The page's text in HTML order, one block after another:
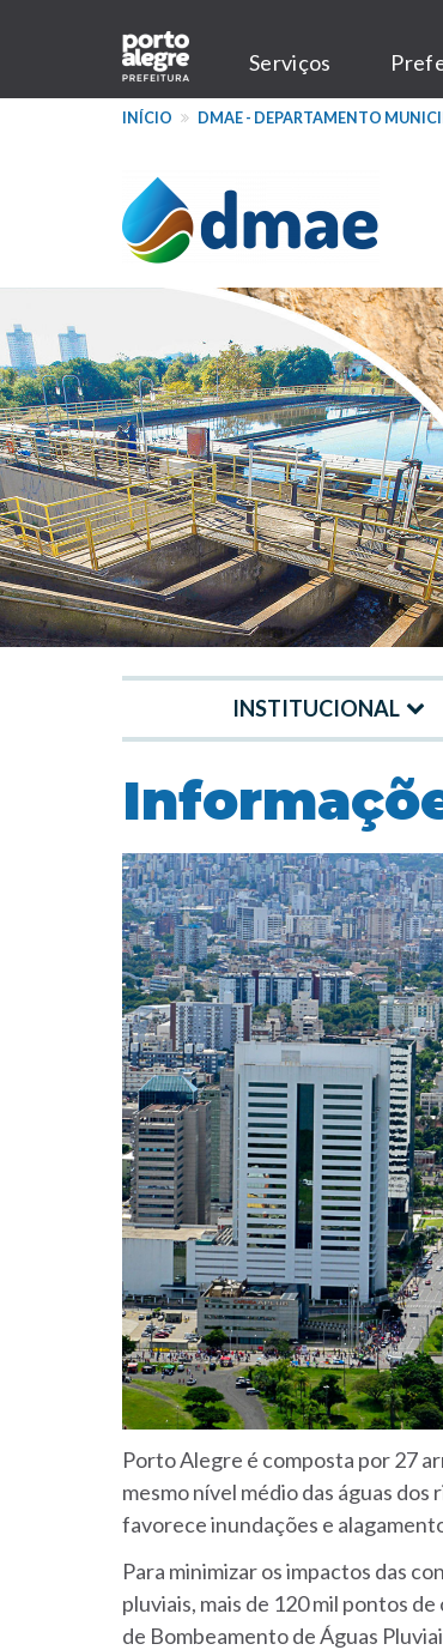
conteúdo
Main
navigation
Serviços
INÍCIO DMAE - DEPARTAMENTO
Menu
-
Site
DMAE
INSTITUCIONAL
Porto Alegre é composta por 27
mesmo nível médio das águas
favorece inundações e
Para minimizar os impactos das
pluviais, mais de 120 mil pontos
de Bombeamento de Águas